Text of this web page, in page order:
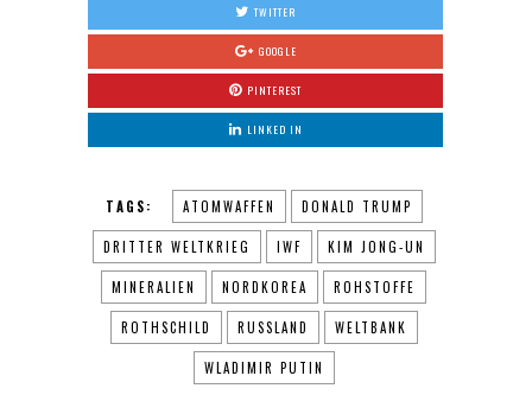
TWITTER
GOOGLE
PINTEREST
LINKED IN
TAGS: ATOMWAFFEN DONALD TRUMP
DRITTER WELTKRIEG IWF KIM JONG-UN
MINERALIEN NORDKOREA ROHSTOFFE
ROTHSCHILD RUSSLAND WELTBANK
WLADIMIR PUTIN